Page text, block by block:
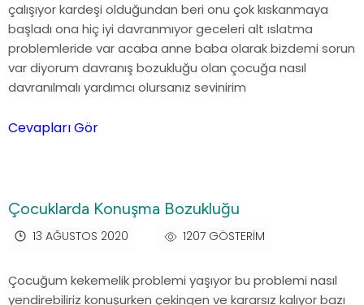
çalışıyor kardeşi olduğundan beri onu çok kıskanmaya
başladı ona hiç iyi davranmıyor geceleri alt ıslatma
problemleride var acaba anne baba olarak bizdemi sorun
var diyorum davranış bozukluğu olan çocuğa nasıl
davranılmalı yardımcı olursanız sevinirim
Cevapları Gör
Çocuklarda Konuşma Bozukluğu
13 AĞUSTOS 2020 1207 GÖSTERIM
Çocuğum kekemelik problemi yaşıyor bu problemi nasıl
yendirebiliriz konuşurken çekingen ve kararsız kalıyor bazı